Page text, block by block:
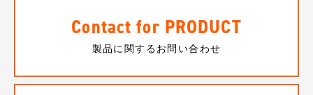
Contact for PRODUCT
製品に関するお問い合わせ